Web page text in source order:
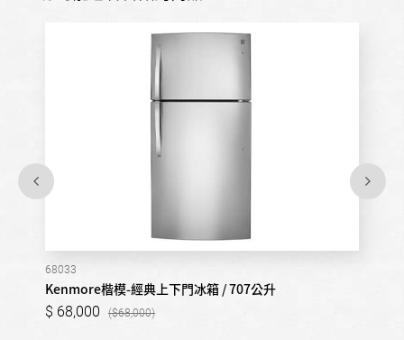
68033
Kenmore楷模-經典上下門冰箱 / 707公升
68,000 68,000